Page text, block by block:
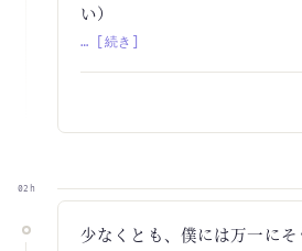
い）
… [続き]
02h
少なくとも、僕には万一にそ